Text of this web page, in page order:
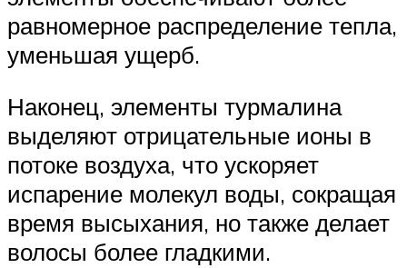
равномерное распределение тепла,
уменьшая ущерб.
Наконец, элементы турмалина
выделяют отрицательные ионы в
потоке воздуха, что ускоряет
испарение молекул воды, сокращая
время высыхания, но также делает
волосы более гладкими.